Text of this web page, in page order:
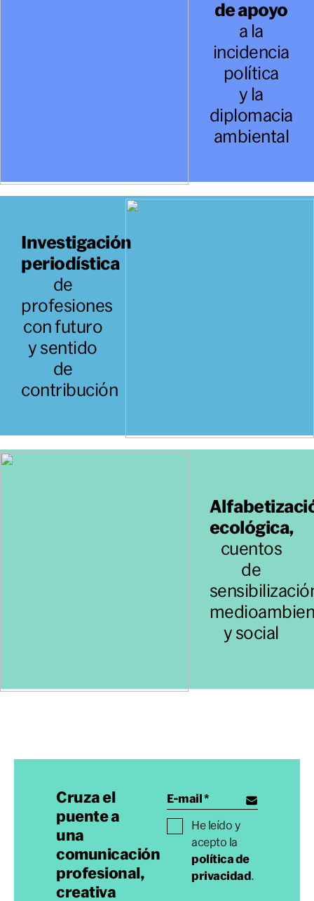
de apoyo
a la
incidencia
política
y la
diplomacia
ambiental
Investigación
periodística
de
profesiones
con futuro
y sentido
de
contribución
ecológica,
cuentos
de
y social
Cruza el
puente a
una
comunicación
profesional,
creativa
He leído y
acepto la
política de
privacidad.